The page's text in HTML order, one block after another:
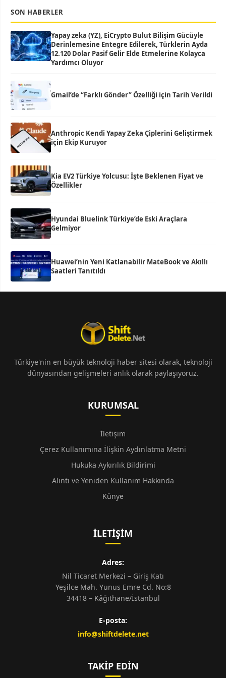
SON HABERLER
Yapay zeka (YZ), EiCrypto Bulut Bilişim Gücüyle
Derinlemesine Entegre Edilerek, Türklerin Ayda
12.120 Dolar Pasif Gelir Elde Etmelerine Kolayca
Yardımcı Oluyor
Gmail’de “Farklı Gönder” Özelliği için Tarih Verildi
Anthropic Kendi Yapay Zeka Çiplerini Geliştirmek
için Ekip Kuruyor
Kia EV2 Türkiye Yolcusu: İşte Beklenen Fiyat ve
Özellikler
Hyundai Bluelink Türkiye’de Eski Araçlara
Gelmiyor
Huawei’nin Yeni Katlanabilir MateBook ve Akıllı
Saatleri Tanıtıldı
Türkiye'nin en büyük teknoloji haber sitesi olarak, teknoloji
dünyasından gelişmeleri anlık olarak paylaşıyoruz.
KURUMSAL
İletişim
Çerez Kullanımına İlişkin Aydınlatma Metni
Hukuka Aykırılık Bildirimi
Alıntı ve Yeniden Kullanım Hakkında
Künye
İLETIŞIM
Adres:
Nil Ticaret Merkezi – Giriş Katı
Yeşilce Mah. Yunus Emre Cd. No:8
34418 – Kâğıthane/İstanbul
E-posta:
info@shiftdelete.net
TAKIP EDIN